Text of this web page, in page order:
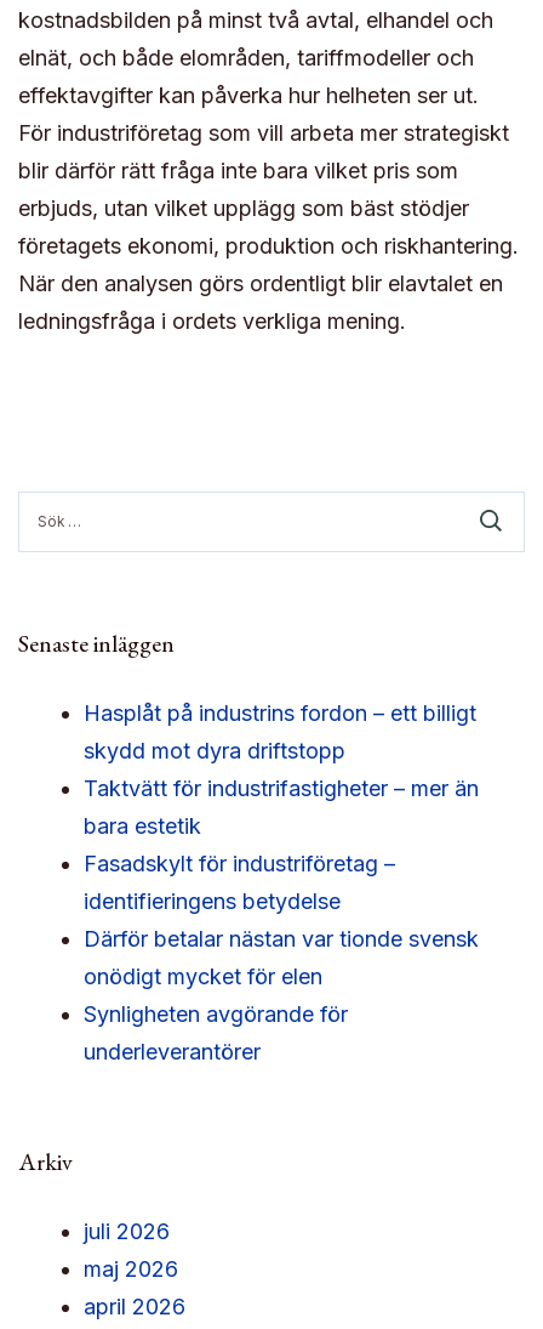
kostnadsbilden på minst två avtal, elhandel och
elnät, och både elområden, tariffmodeller och
effektavgifter kan påverka hur helheten ser ut.
För industriföretag som vill arbeta mer strategiskt
blir därför rätt fråga inte bara vilket pris som
erbjuds, utan vilket upplägg som bäst stödjer
företagets ekonomi, produktion och riskhantering.
När den analysen görs ordentligt blir elavtalet en
ledningsfråga i ordets verkliga mening.
efter:
Senaste inläggen
Hasplåt på industrins fordon – ett billigt
skydd mot dyra driftstopp
Taktvätt för industrifastigheter – mer än
bara estetik
Fasadskylt för industriföretag –
identifieringens betydelse
Därför betalar nästan var tionde svensk
onödigt mycket för elen
Synligheten avgörande för
underleverantörer
Arkiv
juli 2026
maj 2026
april 2026